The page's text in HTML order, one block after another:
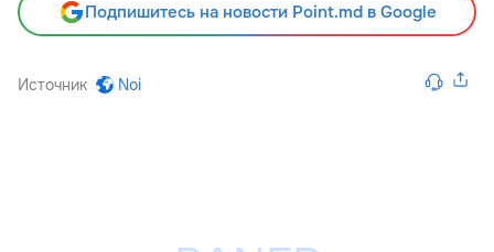
Подпишитесь на новости Point.md в Google
Источник Noi